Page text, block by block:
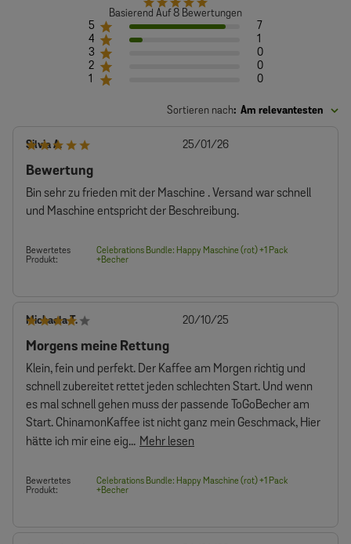
Basierend Auf 8 Bewertungen
5
7
4
1
3
0
2
0
1
0
Sortieren nach: Am relevantesten
Silvia A.
Bewertung
Bin sehr zu frieden mit der Maschine . Versand war schnell
und Maschine entspricht der Beschreibung.
Bewertetes
Produkt:
Celebrations Bundle: Happy Maschine (rot) +1 Pack
+Becher
Veröffentlichungsdatum
25/01/26
Michaela T.
Morgens meine Rettung
Klein, fein und perfekt. Der Kaffee am Morgen richtig und
schnell zubereitet rettet jeden schlechten Start. Und wenn
es mal schnell gehen muss der passende ToGoBecher am
Start. ChinamonKaffee ist nicht ganz mein Geschmack, Hier
hätte ich mir eine eig... Mehr lesen
Bewertetes
Produkt:
Celebrations Bundle: Happy Maschine (rot) +1 Pack
+Becher
20/10/25